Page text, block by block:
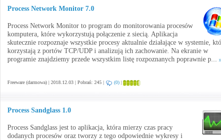
Process Network Monitor 7.0
Process Network Monitor to program do monitorowania procesów
komputera, które wykorzystują połączenie z siecią. Aplikacja
skutecznie rozpoznaje wszystkie procesy aktualnie działające w systemie,
korzystają z portów TCP/UDP i analizują ich zachowanie. Na ekranie w
programie znajdziemy przede wszystkim listę rozpoznanych poprawnie p...
Freeware (darmowa) | 2018.12.03 | Pobrań: 245 | (0) |
Process Sandglass 1.0
Process Sandglass jest to aplikacja, która mierzy czas pracy
dodanych procesów oraz tworzy z tego odpowiednie wykresy i